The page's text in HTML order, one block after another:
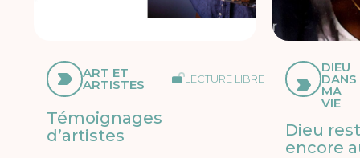
ART ET
ARTISTES LECTURE LIBRE
Témoignages
d’artistes
DIEU
DANS
MA
VIE
Dieu
encore